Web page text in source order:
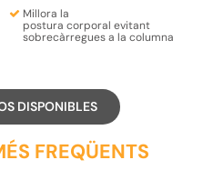
Millora la
postura corporal evitant
sobrecàrreguesa la columna
DISPONIBLES
FREQÜENTS